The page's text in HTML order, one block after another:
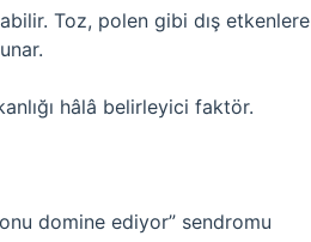
Toz, polen gibi dış etkenlere
hâlâ belirleyici faktör.
domine ediyor” sendromu